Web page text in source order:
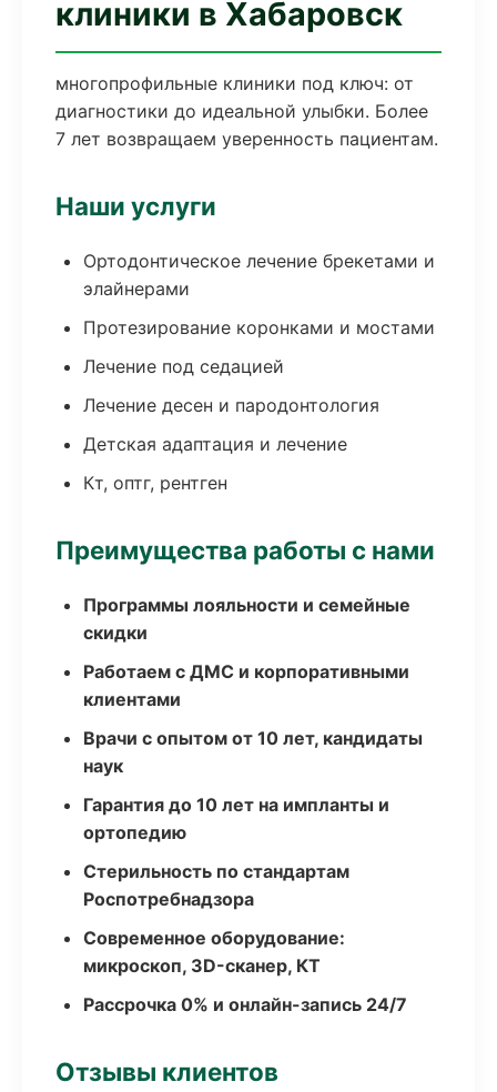
клиники в Хабаровск
многопрофильные клиники под ключ: от
диагностики до идеальной улыбки. Более
7 лет возвращаем уверенность пациентам.
Наши услуги
Ортодонтическое лечение брекетами и
элайнерами
Протезирование коронками и мостами
Лечение под седацией
Лечение десен и пародонтология
Детская адаптация и лечение
Кт, оптг, рентген
Преимущества работы с нами
Программы лояльности и семейные
скидки
Работаем с ДМС и корпоративными
клиентами
Врачи с опытом от 10 лет, кандидаты
наук
Гарантия до 10 лет на импланты и
ортопедию
Стерильность по стандартам
Роспотребнадзора
Современное оборудование:
микроскоп, 3D-сканер, КТ
Рассрочка 0% и онлайн-запись 24/7
Отзывы клиентов